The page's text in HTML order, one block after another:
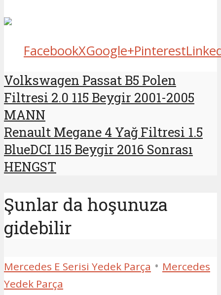
FacebookXGoogle+Pinterest
Volkswagen Passat B5 Polen
Filtresi 2.0 115 Beygir 2001-2005
MANN
Renault Megane 4 Yağ Filtresi 1.5
BlueDCI 115 Beygir 2016 Sonrası
HENGST
Şunlar da hoşunuza
gidebilir
Mercedes E Serisi Yedek Parça • Mercedes
Yedek Parça